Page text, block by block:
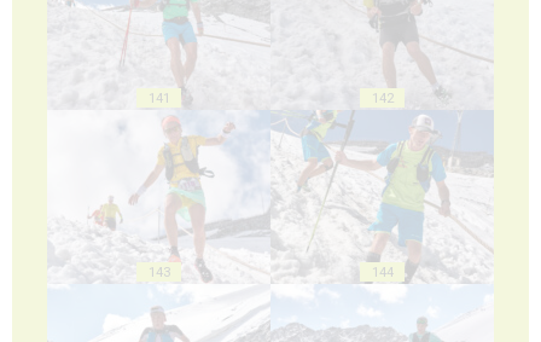
141 142
143 144